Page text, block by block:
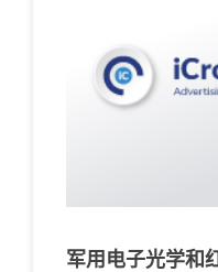
军用电子光学和